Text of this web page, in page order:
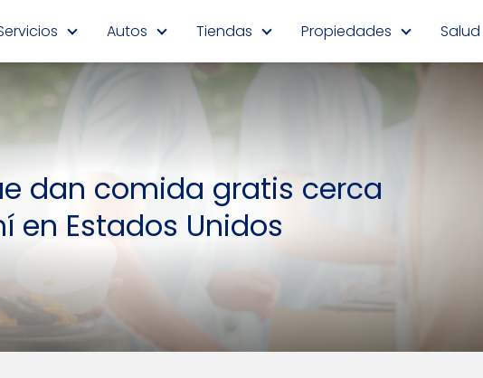
Autos Tiendas Propiedades Salud
dan comida gratis cerca
en Estados Unidos